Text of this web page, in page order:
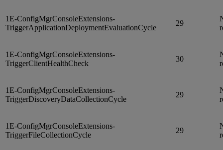
1E-ConfigMgrConsoleExtensions-
TriggerApplicationDeploymentEvaluationCycle
29
1E-ConfigMgrConsoleExtensions-
TriggerClientHealthCheck
30
1E-ConfigMgrConsoleExtensions-
TriggerDiscoveryDataCollectionCycle
29
1E-ConfigMgrConsoleExtensions-
TriggerFileCollectionCycle
29